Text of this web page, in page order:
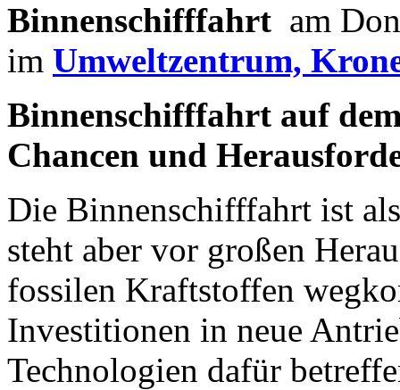
Binnenschifffahrt am
im Umweltzentrum,
Binnenschifffahrt auf
Chancen und
Die Binnenschifffahrt ist
steht aber vor großen
fossilen Kraftstoffen
Investitionen in neue
Technologien dafür